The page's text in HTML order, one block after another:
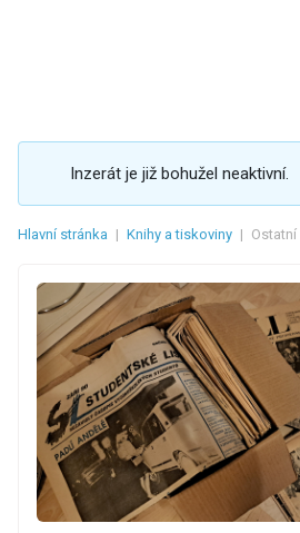
Inzerát je již bohužel neaktivní.
Hlavní stránka | Knihy a tiskoviny | Ostatní